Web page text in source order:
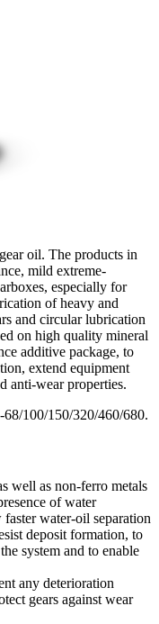
oil. The products in
mild extreme-
especially for
of heavy and
and circular lubrication
on high quality mineral
additive package, to
extend equipment
anti-wear properties.
100/150/320/460/680.
well as non-ferro metals
of water
water-oil separation
deposit formation, to
system and to enable
any deterioration
gears against wear